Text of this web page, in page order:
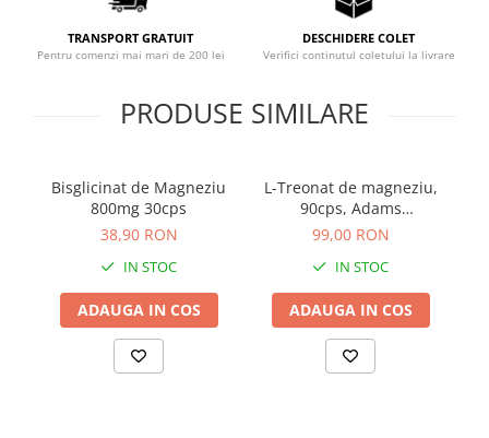
Sistemul circulator
Sistemul muscular
Stres
Urinare
TRANSPORT GRATUIT
Pentru comenzi mai mari de 200 lei
DESCHIDERE COLET
Verifici continutul coletului la livrare
PRODUSE SIMILARE
Bisglicinat de Magneziu
800mg 30cps
38,90 RON
IN STOC
ADAUGA IN COS
L-Treonat de magneziu,
90cps, Adams
Supplements
99,00 RON
IN STOC
ADAUGA IN COS